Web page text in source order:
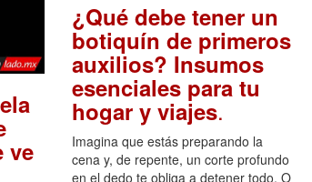
ve
¿Qué debe tener un
botiquín de primeros
auxilios? Insumos
esenciales para tu
hogar y viajes.
Imagina que estás preparando la
cena y, de repente, un corte profundo
en el dedo te obliga a detener todo. O